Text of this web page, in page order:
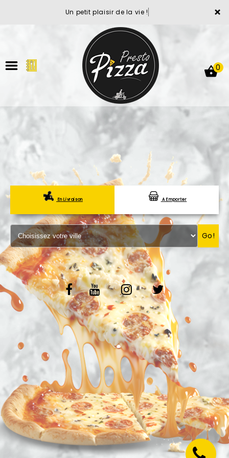
×
Un petit plaisir de la vie !
ACCUEIL
LA CARTE
VOTRE COMPTE
NOTRE RESTAURANT
VOS AVIS
MENTIONS LÉGALES
C.G.V
0
En Livraison A Emporter
Go!